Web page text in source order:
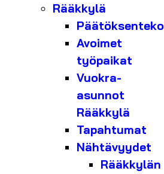
Rääkkylä
Päätöksenteko
Avoimet
työpaikat
Vuokra-
asunnot
Rääkkylä
Tapahtumat
Nähtävyydet
Rääkkylän